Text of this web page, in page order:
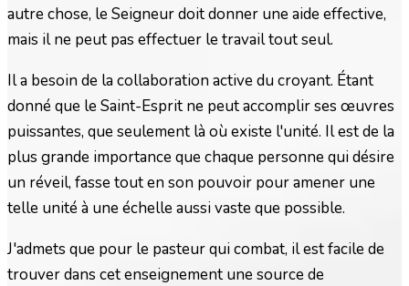
autre chose, le Seigneur doit donner une aide effective,
mais il ne peut pas effectuer le travail tout seul.
Il a besoin de la collaboration active du croyant. Étant
donné que le Saint-Esprit ne peut accomplir ses œuvres
puissantes, que seulement là où existe l'unité. Il est de la
plus grande importance que chaque personne qui désire
un réveil, fasse tout en son pouvoir pour amener une
telle unité à une échelle aussi vaste que possible.
J'admets que pour le pasteur qui combat, il est facile de
trouver dans cet enseignement une source de